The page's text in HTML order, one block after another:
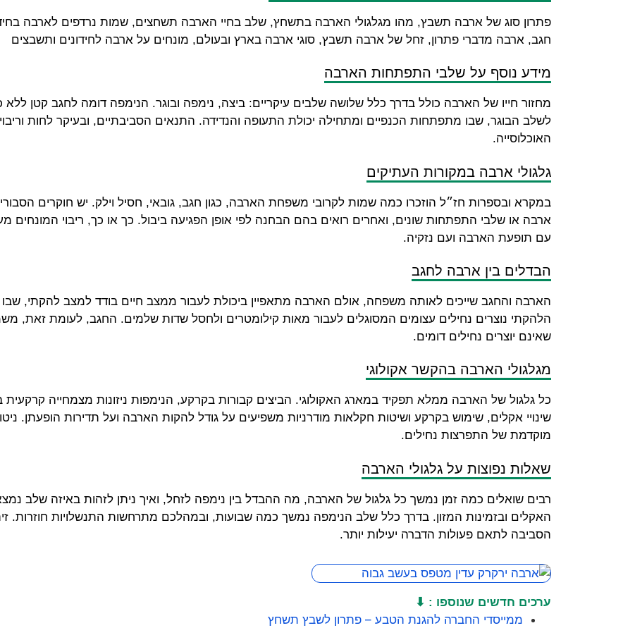
פתרון סוג של ארבה תשבץ, מהו מגלגולי הארבה בתשחץ, שלב בחיי הארבה תשחצים, שמות נרדפים לארבה
חגב, ארבה מדברי פתרון, זחל של ארבה תשבץ, סוגי ארבה בארץ ובעולם, מונחים על ארבה לחידונים ותשבצים
מידע נוסף על שלבי התפתחות הארבה
מחזור חייו של הארבה כולל בדרך כלל שלושה שלבים עיקריים: ביצה, נימפה ובוגר. הנימפה דומה לחגב קטן
לשלב הבוגר, שבו מתפתחות הכנפיים ומתחילה יכולת התעופה והנדידה. התנאים הסביבתיים, ובעיקר לחות
האוכלוסייה.
גלגולי ארבה במקורות העתיקים
במקרא ובספרות חז״ל הוזכרו כמה שמות לקרובי משפחת הארבה, כגון חגב, גובאי, חסיל וילק. יש חוקרים
ארבה או שלבי התפתחות שונים, ואחרים רואים בהם הבחנה לפי אופן הפגיעה ביבול. כך או כך, ריבוי המונחים
עם תופעת הארבה ועם נזקיה.
הבדלים בין ארבה לחגב
הארבה והחגב שייכים לאותה משפחה, אולם הארבה מתאפיין ביכולת לעבור ממצב חיים בודד למצב להקתי,
הלהקתי נוצרים נחילים עצומים המסוגלים לעבור מאות קילומטרים ולחסל שדות שלמים. החגב, לעומת זאת,
שאינם יוצרים נחילים דומים.
מגלגולי הארבה בהקשר אקולוגי
כל גלגול של הארבה ממלא תפקיד במארג האקולוגי. הביצים קבורות בקרקע, הנימפות ניזונות מצמחייה קרקעית
שינויי אקלים, שימוש בקרקע ושיטות חקלאות מודרניות משפיעים על גודל להקות הארבה ועל תדירות הופעתן.
מוקדמת של התפרצות נחילים.
שאלות נפוצות על גלגולי הארבה
רבים שואלים כמה זמן נמשך כל גלגול של הארבה, מה ההבדל בין נימפה לזחל, ואיך ניתן לזהות באיזה שלב
האקלים ובזמינות המזון. בדרך כלל שלב הנימפה נמשך כמה שבועות, ובמהלכם מתרחשות התנשלויות חוזרות.
הסביבה לתאם פעולות הדברה יעילות יותר.
ערכים חדשים שנוספו : ⬇
ממייסדי החברה להגנת הטבע – פתרון לשבץ תשחץ